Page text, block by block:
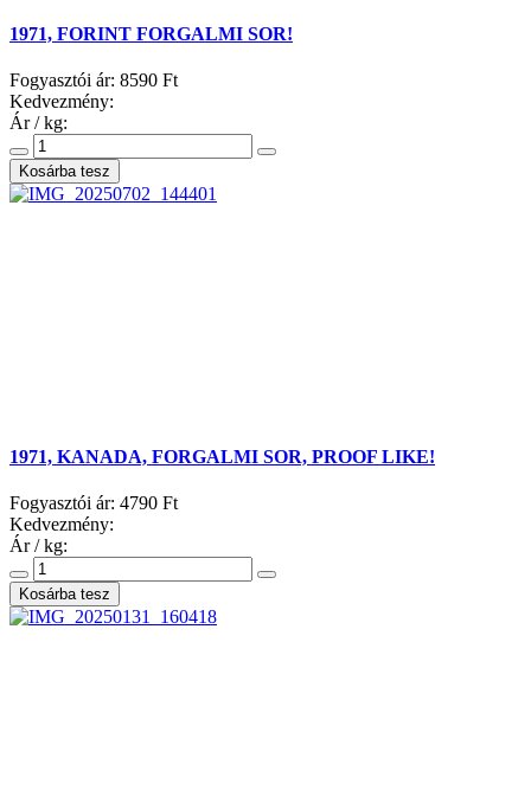
1971, FORINT FORGALMI SOR!
Fogyasztói ár: 8590 Ft
Kedvezmény:
Ár / kg:
1971, KANADA, FORGALMI SOR, PROOF LIKE!
Fogyasztói ár: 4790 Ft
Kedvezmény:
Ár / kg: